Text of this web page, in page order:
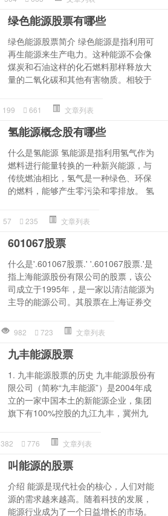
绿色能源股票有哪些
绿色能源股票简介 绿色能源是指利用可
再生能源来生产电力。这种能源不会像
煤炭和石油这样的化石燃料那样释放大
量的二氧化碳和其他有害物质。相较于
199 661 文章列表
氢能源概念股有哪些
什么是氢能源 氢能源是指利用氢气作为
燃料进行能量转换的一种新兴能源，与
传统燃油相比，氢气是一种绿色、环保
的燃料，能够产生零污染和零排放。 氢
57 235 文章列表
601067股票
什么是'.601067股票.' '.601067股票.'是
指上海能源股份有限公司的股票，该公
司成立于1995年，是一家以清洁能源为
主导的能源公司。其股票在上海证券交
982 723 文章列表
九丰能源股票
1. 九丰能源股票的历史 九丰能源股份有
限公司（简称“九丰能源”）是2004年成
立的一家中国本土的新能源企业，集团
旗下有100%控股的九江九丰，冀州九
382 776 文章列表
叫能源的股票
介绍 能源是现代社会的核心，人们对能
源的需求越来越高。随着科技的发展，
能源行业成为了一个日益增长的市场。